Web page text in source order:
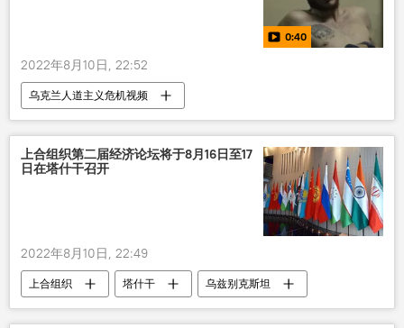
0:40
2022年8月10日, 22:52
乌克兰人道主义危机视频
上合组织第二届经济论坛将于8月16日至17
日在塔什干召开
2022年8月10日, 22:49
上合组织 塔什干 乌兹别克斯坦